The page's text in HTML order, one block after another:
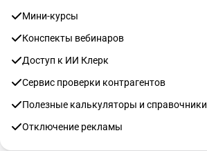
Мини-курсы
Конспекты вебинаров
Доступ к ИИ Клерк
Сервис проверки контрагентов
Полезные калькуляторы и справочники
Отключение рекламы